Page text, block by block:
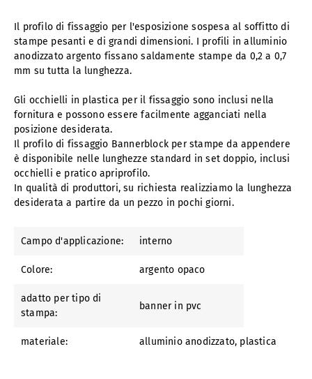
Il profilo di fissaggio per l'esposizione sospesa al soffitto di
stampe pesanti e di grandi dimensioni. I profili in alluminio
anodizzato argento fissano saldamente stampe da 0,2 a 0,7
mm su tutta la lunghezza.
Gli occhielli in plastica per il fissaggio sono inclusi nella
fornitura e possono essere facilmente agganciati nella
posizione desiderata.
Il profilo di fissaggio Bannerblock per stampe da appendere
è disponibile nelle lunghezze standard in set doppio, inclusi
occhielli e pratico apriprofilo.
In qualità di produttori, su richiesta realizziamo la lunghezza
desiderata a partire da un pezzo in pochi giorni.
Campo d'applicazione: interno
Colore: argento opaco
adatto per tipo di
stampa:
banner in pvc
materiale: alluminio anodizzato, plastica